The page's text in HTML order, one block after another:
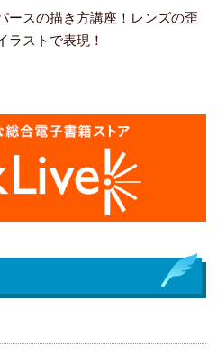
ースの描き方講座！レンズの歪
ラストで表現！